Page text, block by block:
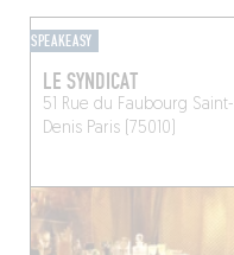
SPEAKEASY
LE SYNDICAT
51 Rue du Faubourg Saint-
DenisParis (75010)